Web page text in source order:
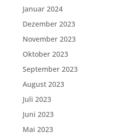
Januar 2024
Dezember 2023
November 2023
Oktober 2023
September 2023
August 2023
Juli 2023
Juni 2023
Mai 2023